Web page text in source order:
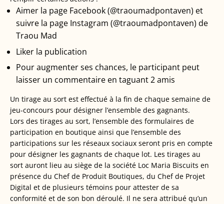
Aimer la page Facebook (@traoumadpontaven) et
suivre la page Instagram (@traoumadpontaven) de
Traou Mad
Liker la publication
Pour augmenter ses chances, le participant peut
laisser un commentaire en taguant 2 amis
Un tirage au sort est effectué à la fin de chaque semaine de
jeu-concours pour désigner l’ensemble des gagnants.
Lors des tirages au sort, l’ensemble des formulaires de
participation en boutique ainsi que l’ensemble des
participations sur les réseaux sociaux seront pris en compte
pour désigner les gagnants de chaque lot. Les tirages au
sort auront lieu au siège de la société Loc Maria Biscuits en
présence du Chef de Produit Boutiques, du Chef de Projet
Digital et de plusieurs témoins pour attester de sa
conformité et de son bon déroulé. Il ne sera attribué qu’un